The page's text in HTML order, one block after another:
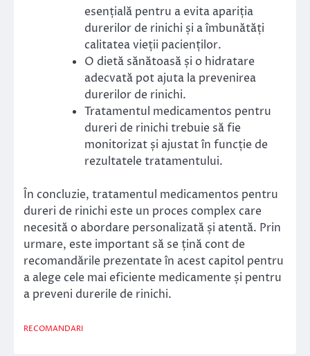
esențială pentru a evita apariția
durerilor de rinichi și a îmbunătăți
calitatea vieții pacienților.
O dietă sănătoasă și o hidratare
adecvată pot ajuta la prevenirea
durerilor de rinichi.
Tratamentul medicamentos pentru
dureri de rinichi trebuie să fie
monitorizat și ajustat în funcție de
rezultatele tratamentului.
În concluzie, tratamentul medicamentos pentru
dureri de rinichi este un proces complex care
necesită o abordare personalizată și atentă. Prin
urmare, este important să se țină cont de
recomandările prezentate în acest capitol pentru
a alege cele mai eficiente medicamente și pentru
a preveni durerile de rinichi.
RECOMANDARI